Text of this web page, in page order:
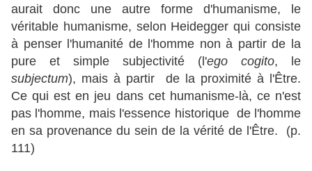
aurait donc une autre forme d'humanisme, le
véritable humanisme, selon Heidegger qui consiste
à penser l'humanité de l'homme non à partir de la
pure et simple subjectivité (l'ego cogito, le
subjectum), mais à partir de la proximité à l'Être.
Ce qui est en jeu dans cet humanisme-là, ce n'est
pas l'homme, mais l'essence historique de l'homme
en sa provenance du sein de la vérité de l'Être. (p.
111)